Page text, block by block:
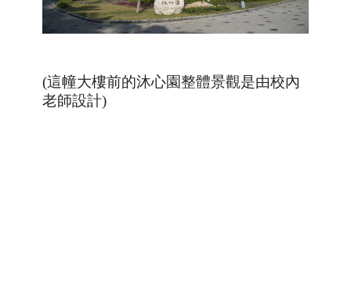
(這幢大樓前的沐心園整體景觀是由校內
老師設計)